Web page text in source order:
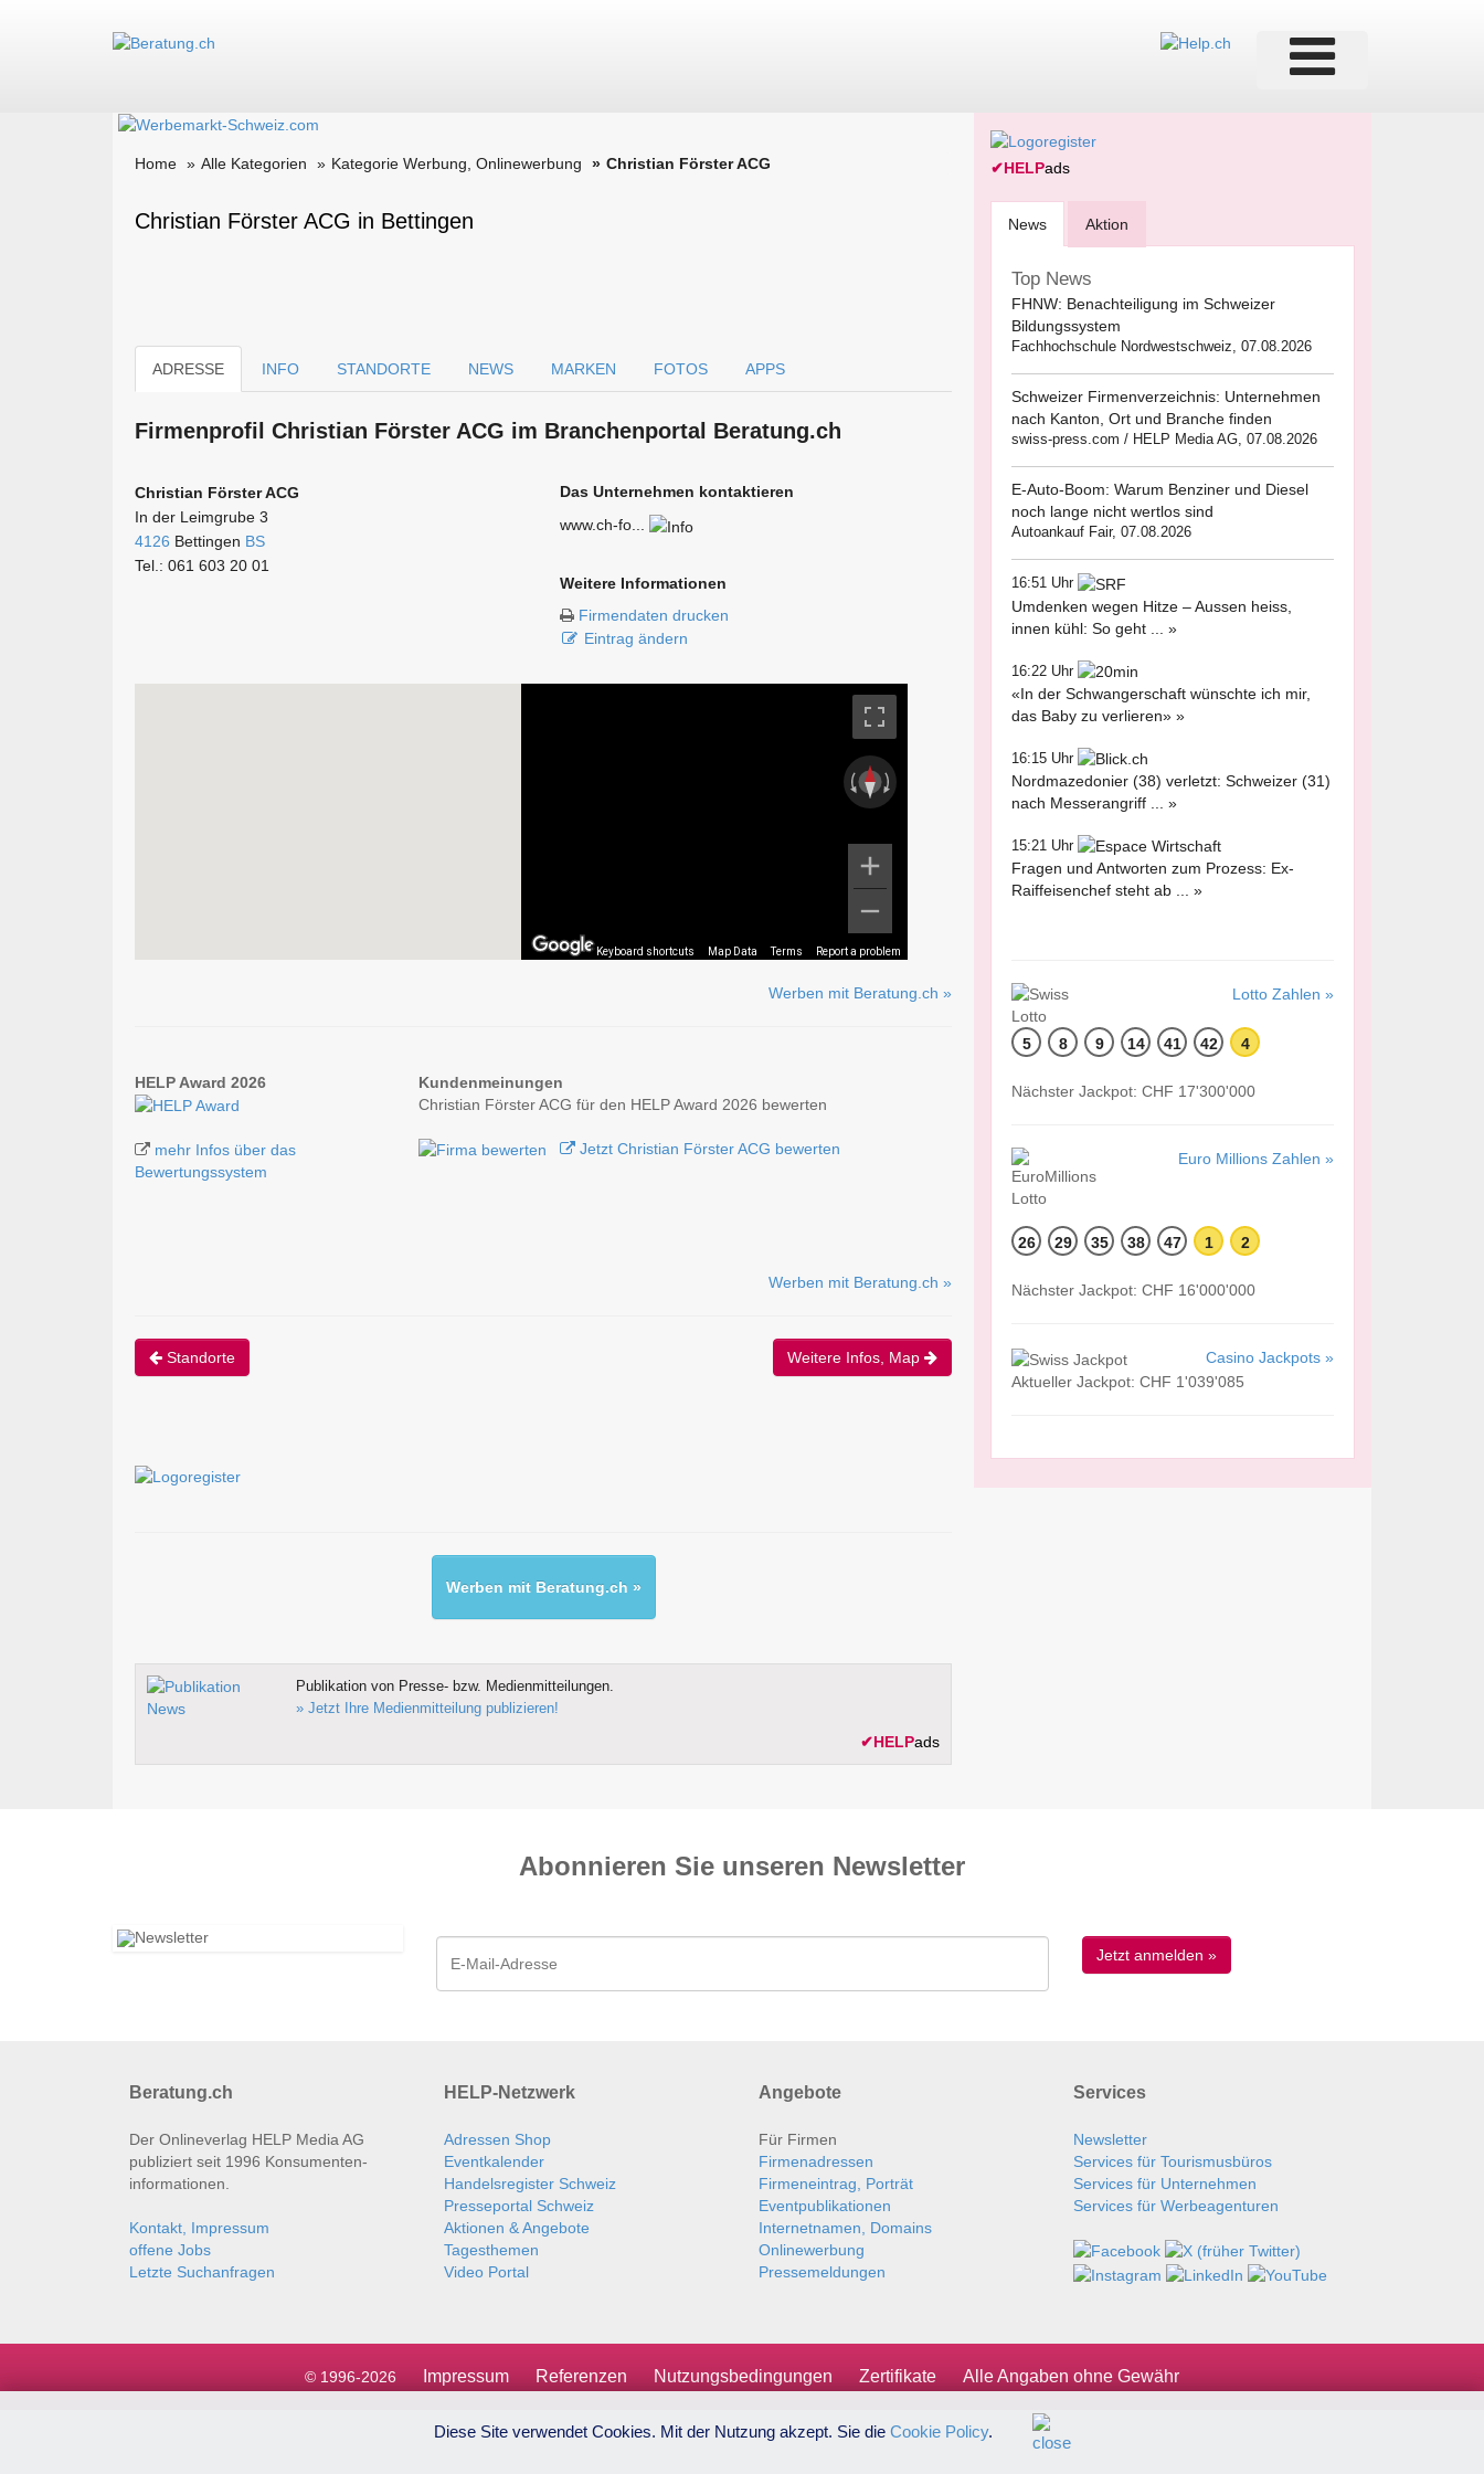
Home Alle Kategorien Kategorie Werbung, Onlinewerbung Christian Förster ACG
Christian Förster ACG in Bettingen
ADRESSE INFO STANDORTE NEWS MARKEN FOTOS APPS
Firmen­profil Christian Förster ACG im Branchen­portal Beratung.ch
Christian Förster ACG
In der Leimgrube 3
4126 Bettingen BS
Tel.: 061 603 20 01
Das Unternehmen kontaktieren
www.ch-fo...
Weitere Informationen
Firmendaten drucken
Eintrag ändern
Keyboard shortcuts Map Data Terms Report a problem
Werben mit Beratung.ch »
HELP Award 2026
mehr Infos über das
Bewertungssystem
Kundenmeinungen
Christian Förster ACG für den HELP Award 2026 bewerten
Jetzt Christian Förster ACG bewerten
Werben mit Beratung.ch »
Standorte Weitere Infos, Map
Werben mit Beratung.ch »
Publikation von Presse- bzw. Medienmitteilungen.
» Jetzt Ihre Medienmitteilung publizieren!
✔HELPads
✔HELPads
News Aktion
Top News
FHNW: Benachteiligung im Schweizer
Bildungssystem
Fachhochschule Nordwestschweiz, 07.08.2026
Schweizer Firmenverzeichnis: Unternehmen
nach Kanton, Ort und Branche finden
swiss-press.com / HELP Media AG, 07.08.2026
E-Auto-Boom: Warum Benziner und Diesel
noch lange nicht wertlos sind
Autoankauf Fair, 07.08.2026
16:51 Uhr
Umdenken wegen Hitze – Aussen heiss,
innen kühl: So geht ... »
16:22 Uhr
«In der Schwangerschaft wünschte ich mir,
das Baby zu verlieren» »
16:15 Uhr
Nordmazedonier (38) verletzt: Schweizer (31)
nach Messerangriff ... »
15:21 Uhr
Fragen und Antworten zum Prozess: Ex-
Raiffeisenchef steht ab ... »
Lotto Zahlen »
5 8 9 14 41 42 4
Nächster Jackpot: CHF 17'300'000
Euro Millions Zahlen »
26 29 35 38 47 1 2
Nächster Jackpot: CHF 16'000'000
Casino Jackpots »
Aktueller Jackpot: CHF 1'039'085
Abonnieren Sie unseren News­letter
Beratung.ch
Der Onlineverlag HELP Media AG
publiziert seit 1996 Konsumenten­
informationen.
Kontakt, Impressum
offene Jobs
Letzte Suchanfragen
HELP-Netzwerk
Adressen Shop
Eventkalender
Handelsregister Schweiz
Presseportal Schweiz
Aktionen & Angebote
Tagesthemen
Video Portal
Angebote
Für Firmen
Firmenadressen
Firmeneintrag, Porträt
Eventpublikationen
Internetnamen, Domains
Onlinewerbung
Pressemeldungen
Services
Newsletter
Services für Tourismusbüros
Services für Unternehmen
Services für Werbeagenturen
© 1996-2026 Impressum Referenzen Nutzungsbedingungen Zertifikate Alle Angaben ohne Gewähr
Diese Site verwendet Cookies. Mit der Nutzung akzept. Sie die Cookie Policy.